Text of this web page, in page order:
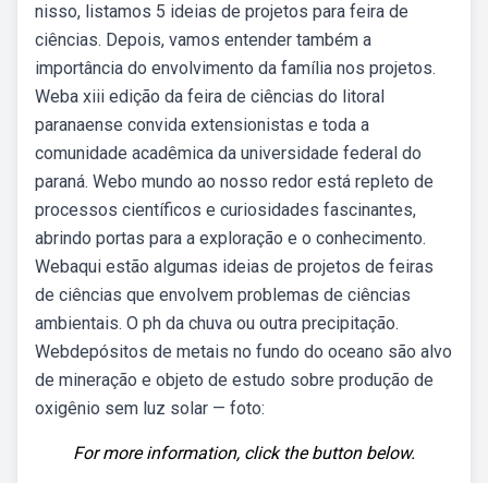
nisso, listamos 5 ideias de projetos para feira de
ciências. Depois, vamos entender também a
importância do envolvimento da família nos projetos.
Weba xiii edição da feira de ciências do litoral
paranaense convida extensionistas e toda a
comunidade acadêmica da universidade federal do
paraná. Webo mundo ao nosso redor está repleto de
processos científicos e curiosidades fascinantes,
abrindo portas para a exploração e o conhecimento.
Webaqui estão algumas ideias de projetos de feiras
de ciências que envolvem problemas de ciências
ambientais. O ph da chuva ou outra precipitação.
Webdepósitos de metais no fundo do oceano são alvo
de mineração e objeto de estudo sobre produção de
oxigênio sem luz solar — foto:
For more information, click the button below.